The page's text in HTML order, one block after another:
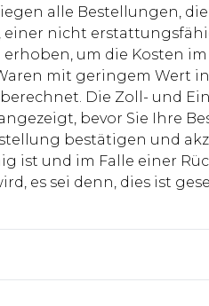
alle Bestellungen, die
nicht
um die Kosten
mit geringem Wert
Die Zoll- und
bevor Sie Ihre
bestätigen und
ist und im Falle einer
es sei denn, dies ist